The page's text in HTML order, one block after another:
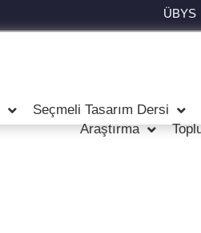
ÜBYS
Seçmeli Tasarım Dersi
Araştırma